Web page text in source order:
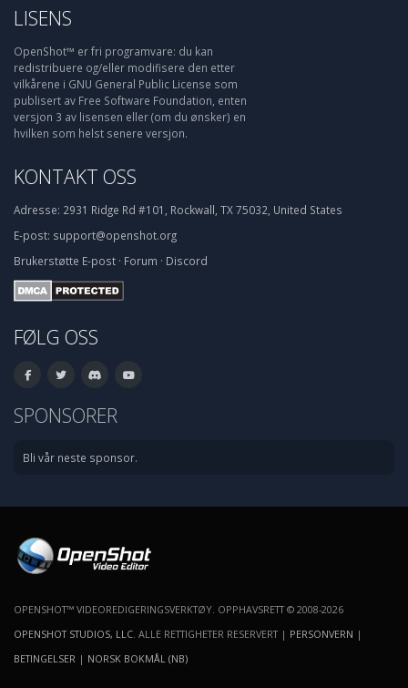
LISENS
OpenShot™ er fri programvare: du kan
redistribuere og/eller modifisere den etter
vilkårene i GNU General Public License som
publisert av Free Software Foundation, enten
versjon 3 av lisensen eller (om du ønsker) en
hvilken som helst senere versjon.
KONTAKT OSS
Adresse: 2931 Ridge Rd #101, Rockwall, TX 75032, United States
E-post: support@openshot.org
Brukerstøtte E-post · Forum · Discord
FØLG OSS
SPONSORER
Bli vår neste sponsor.
OPENSHOT™ VIDEOREDIGERINGSVERKTØY. OPPHAVSRETT © 2008-2026
OPENSHOT STUDIOS, LLC . ALLE RETTIGHETER RESERVERT | PERSONVERN |
BETINGELSER | NORSK BOKMÅL (NB)